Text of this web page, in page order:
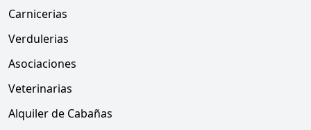
Carnicerias
Verdulerias
Asociaciones
Veterinarias
Alquiler de Cabañas